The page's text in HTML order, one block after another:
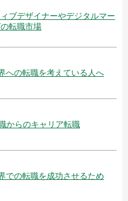
ブデザイナーやデジタルマー
転職市場
への転職を考えている人へ
からのキャリア転職
での転職を成功させるため